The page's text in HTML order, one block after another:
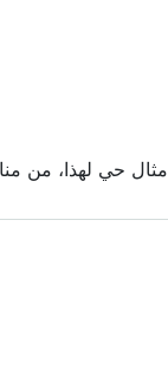
مثال حي لهذا، من